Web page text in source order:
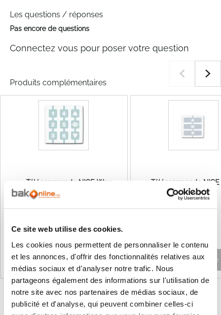
Ce site web utilise des cookies.
Les cookies nous permettent de personnaliser le contenu
et les annonces, d'offrir des fonctionnalités relatives aux
médias sociaux et d'analyser notre trafic. Nous
partageons également des informations sur l'utilisation de
notre site avec nos partenaires de médias sociaux, de
publicité et d'analyse, qui peuvent combiner celles-ci
Les questions / réponses
Pas encore de questions
Connectez vous pour poser votre question
Produits complémentaires
Télécommande NICE Way
WM006G
83,90 €
Ajouter au panier
Télécommande
WM001G
Non disponible